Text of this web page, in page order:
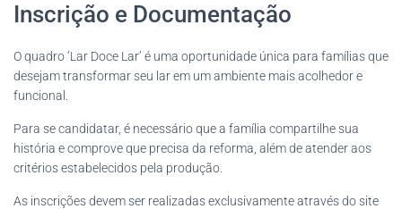
Inscrição e Documentação
O quadro ‘Lar Doce Lar’ é uma oportunidade única para famílias que
desejam transformar seu lar em um ambiente mais acolhedor e
funcional.
Para se candidatar, é necessário que a família compartilhe sua
história e comprove que precisa da reforma, além de atender aos
critérios estabelecidos pela produção.
As inscrições devem ser realizadas exclusivamente através do site